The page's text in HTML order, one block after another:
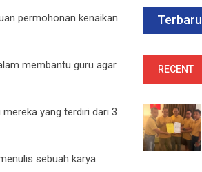
permohonan kenaikan
membantu guru agar
yang terdiri dari 3
sebuah karya
Terbaru
RECENT